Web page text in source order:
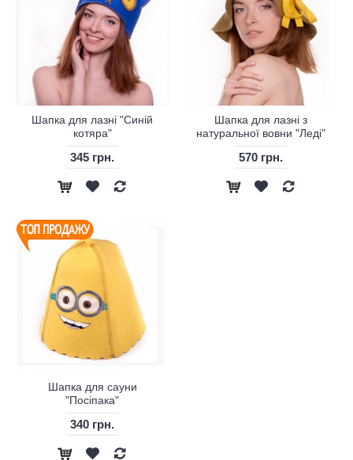
Шапка для лазні "Синій
котяра"
345 грн.
Шапка для лазні з
натуральної вовни "Леді"
570 грн.
Шапка для сауни
"Посіпака"
340 грн.